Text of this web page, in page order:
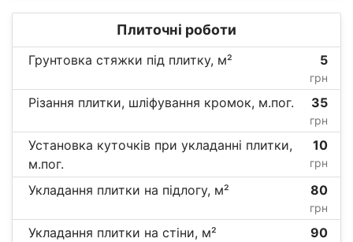
Плиточні роботи
Грунтовка стяжки під плитку, м² 5
грн
Різання плитки, шліфування кромок, м.пог. 35
грн
Установка куточків при укладанні плитки,
м.пог.
10
грн
Укладання плитки на підлогу, м² 80
грн
Укладання плитки на стіни, м² 90